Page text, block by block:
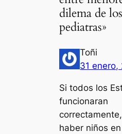
dilema de los
pediatras»
Toñi
31 enero,
Si todos los
funcionaran
haber niños